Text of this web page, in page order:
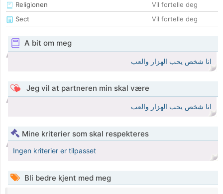
Religionen
Vil fortelle deg
Sect
Vil fortelle deg
A bit om meg
انا شخص يحب الهزار والعب
Jeg vil at partneren min skal være
انا شخص يحب الهزار والعب
Mine kriterier som skal respekteres
Ingen kriterier er tilpasset
Bli bedre kjent med meg